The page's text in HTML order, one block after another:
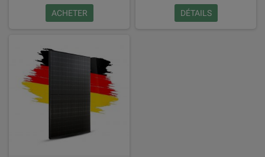
ACHETER DÉTAILS